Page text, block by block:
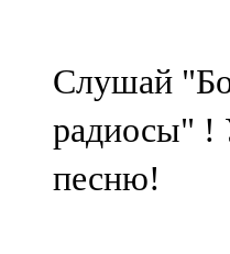
Минзәлә
107,3 FM
Мөслим
Слушай
радиосы" !
песню!